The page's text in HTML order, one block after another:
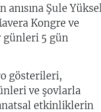
Şule Yüksel
Kongre ve
günleri 5 gün
gösterileri,
ve şovlarla
etkinliklerin